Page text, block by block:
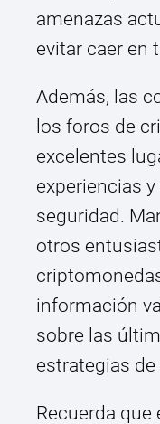
amenazas
evitar caer en
Además, las
los foros de
excelentes
experiencias
seguridad.
otros
información
sobre las
estrategias de
Recuerda que